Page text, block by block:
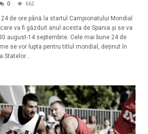
0 662
de ore până la startul Campionatului Mondial
va fi găzduit anul acesta de Spania și se va
august-14 septembrie. Cele mai bune 24 de
se vor lupta pentru titlul mondial, deținut în
Statelor...